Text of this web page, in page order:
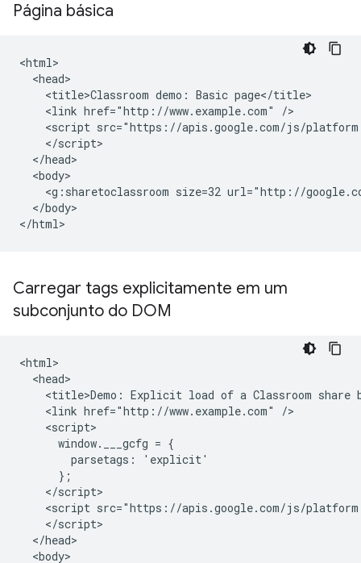
Página básica
<html>
  <head>
    <title>Classroom demo: Basic page</title>
    <link href="http://www.example.com" />
<script src="https://apis.google.com/js/
    </script>
  </head>
  <body>
<g:sharetoclassroom size=32 url="http://
  </body>
Carregar tags explicitamente em um
subconjunto do DOM
<html>
  <head>
<title>Demo: Explicit load of a Classroom share
    <link href="http://www.example.com" />
    <script>
      window.___gcfg = {
        parsetags: 'explicit'
      };
    </script>
<script src="https://apis.google.com/js/
    </script>
  </head>
  <body>